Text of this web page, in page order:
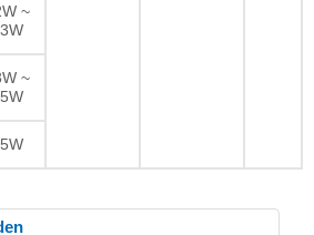
~
3W
~
5W
5W